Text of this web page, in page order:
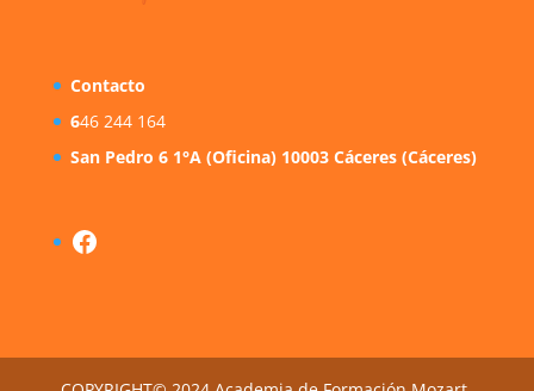
Contacto
646 244 164
San Pedro 6 1°A (Oficina) 10003 Cáceres (Cáceres)
Facebook